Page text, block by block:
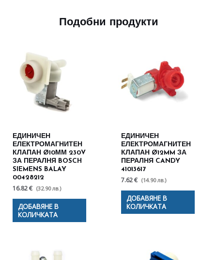
Подобни продукти
ЕДИНИЧЕН
ЕЛЕКТРОМАГНИТЕН
КЛАПАН Ø10ММ 230V
ЗА ПЕРАЛНЯ BOSCH
SIEMENS BALAY
00428212
16.82 € (32.90 лв.)
ДОБАВЯНЕ В
КОЛИЧКАТА
ЕДИНИЧЕН
ЕЛЕКТРОМАГНИТЕН
КЛАПАН Ø12MM ЗА
ПЕРАЛНЯ CANDY
41013617
7.62 € (14.90 лв.)
ДОБАВЯНЕ В
КОЛИЧКАТА